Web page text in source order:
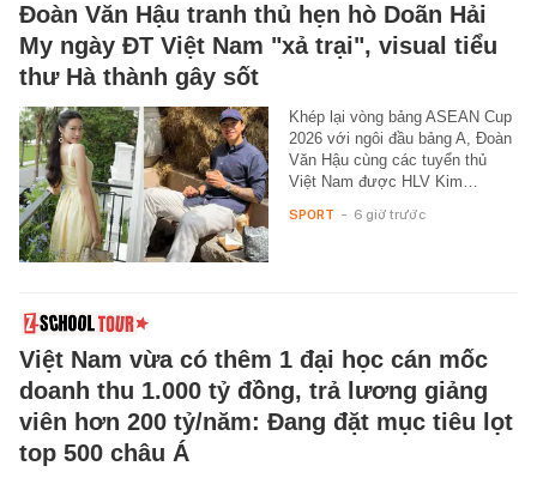
Đoàn Văn Hậu tranh thủ hẹn hò Doãn Hải
My ngày ĐT Việt Nam "xả trại", visual tiểu
thư Hà thành gây sốt
Khép lại vòng bảng ASEAN Cup
2026 với ngôi đầu bảng A, Đoàn
Văn Hậu cùng các tuyển thủ
Việt Nam được HLV Kim…
SPORT - 6 giờ trước
Việt Nam vừa có thêm 1 đại học cán mốc
doanh thu 1.000 tỷ đồng, trả lương giảng
viên hơn 200 tỷ/năm: Đang đặt mục tiêu lọt
top 500 châu Á